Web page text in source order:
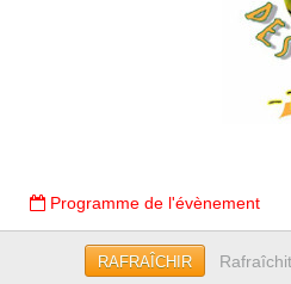
Programme de l'évènement
RAFRAÎCHIR